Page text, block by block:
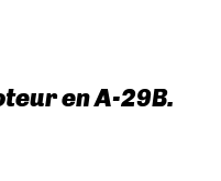
en A-29B.